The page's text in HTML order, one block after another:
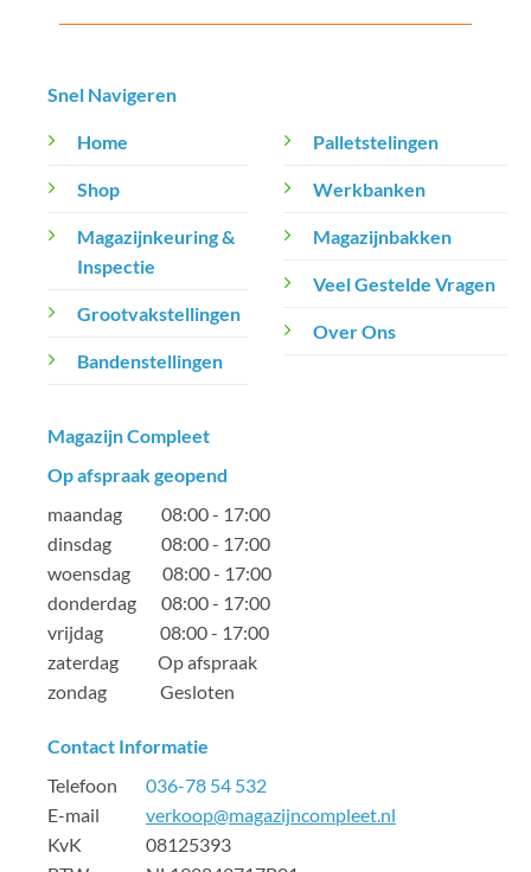
Snel Navigeren
Home
Shop
Magazijnkeuring &
Inspectie
Grootvakstellingen
Bandenstellingen
Palletstelingen
Werkbanken
Magazijnbakken
Veel Gestelde Vragen
Over Ons
Magazijn Compleet
Op afspraak geopend
maandag 08:00 - 17:00
dinsdag 08:00 - 17:00
woensdag 08:00 - 17:00
donderdag 08:00 - 17:00
vrijdag 08:00 - 17:00
zaterdag Op afspraak
zondag Gesloten
Contact Informatie
Telefoon 036-78 54 532
E-mail verkoop@magazijncompleet.nl
KvK 08125393